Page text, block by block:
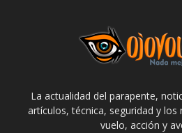
La actualidad del parapente,
artículos, técnica, seguridad y
vuelo, acción y